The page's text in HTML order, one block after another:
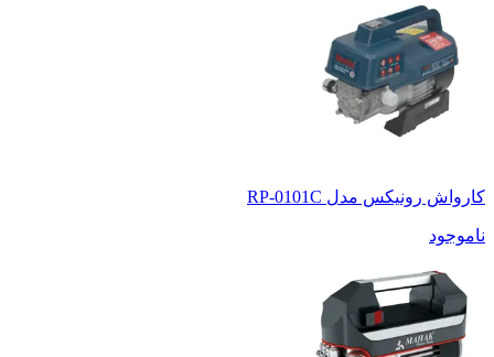
کارواش رونیکس مدل RP-0101C
ناموجود